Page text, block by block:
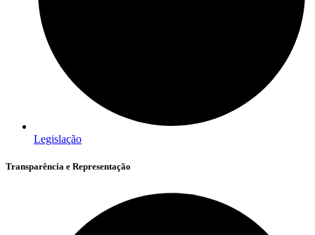
Legislação
Transparência e Representação